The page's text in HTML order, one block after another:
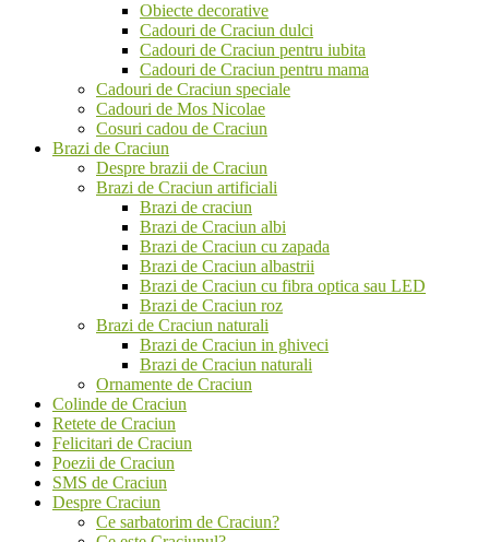
Obiecte decorative
Cadouri de Craciun dulci
Cadouri de Craciun pentru iubita
Cadouri de Craciun pentru mama
Cadouri de Craciun speciale
Cadouri de Mos Nicolae
Cosuri cadou de Craciun
Brazi de Craciun
Despre brazii de Craciun
Brazi de Craciun artificiali
Brazi de craciun
Brazi de Craciun albi
Brazi de Craciun cu zapada
Brazi de Craciun albastrii
Brazi de Craciun cu fibra optica sau LED
Brazi de Craciun roz
Brazi de Craciun naturali
Brazi de Craciun in ghiveci
Brazi de Craciun naturali
Ornamente de Craciun
Colinde de Craciun
Retete de Craciun
Felicitari de Craciun
Poezii de Craciun
SMS de Craciun
Despre Craciun
Ce sarbatorim de Craciun?